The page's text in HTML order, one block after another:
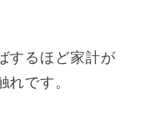
するほど家計が
れです。